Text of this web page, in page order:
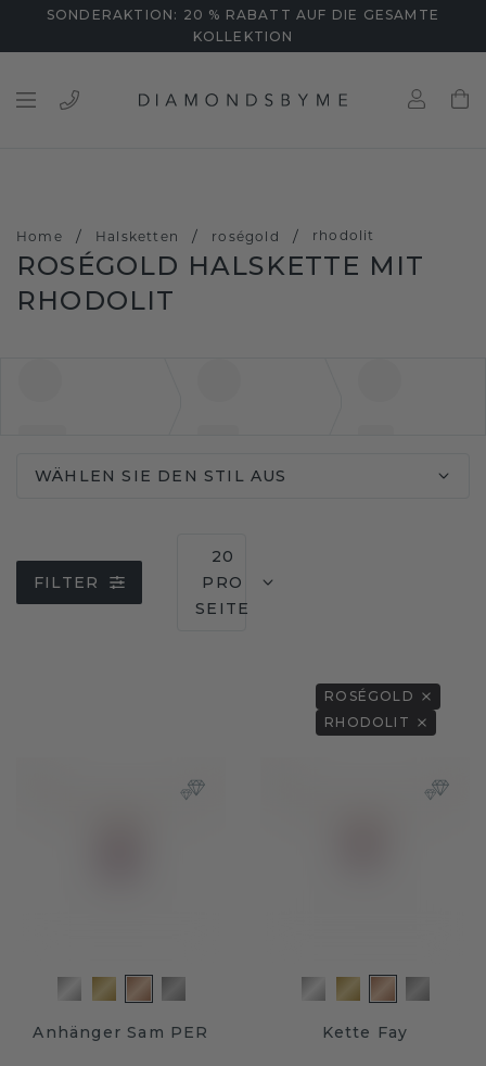
SONDERAKTION: 20 % RABATT AUF DIE GESAMTE
KOLLEKTION
Home / Halsketten / roségold / rhodolit
ROSÉGOLD HALSKETTE MIT
RHODOLIT
WÄHLEN SIE DEN STIL AUS
FILTER
20
PRO
SEITE
ROSÉGOLD
RHODOLIT
Anhänger Sam PER Kette Fay